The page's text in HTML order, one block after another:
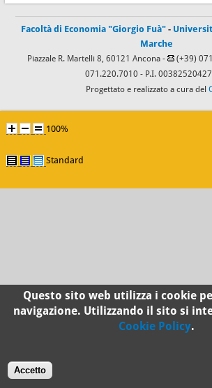
Facoltà di Economia "Giorgio Fuà" -
Marche
Piazzale R. Martelli 8, 60121 Ancona - (+39)
071.220.7010 - P.I.
Progettato e realizzato a cura del
100%
Standard
Questo sito web utilizza i cookie
navigazione. Utilizzando il sito si
Cookie Policy.
Accetto